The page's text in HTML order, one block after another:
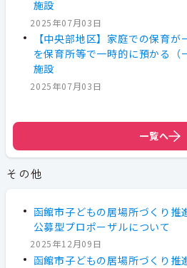
施設
2025年07月03日
【中央部地区】家庭での保育
を保育所等で一時的に預かる（
施設
2025年07月03日
一覧へ
その他
函館市子どもの居場所づくり推
公募型プロポーザルについて
2025年12月09日
函館市子どもの居場所づくり推